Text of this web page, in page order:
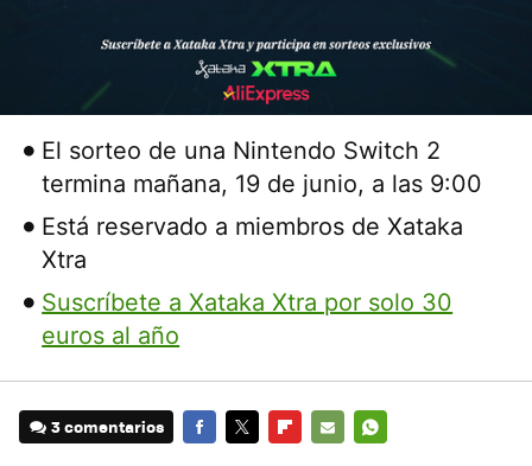
El sorteo de una Nintendo Switch 2
termina mañana, 19 de junio, a las 9:00
Está reservado a miembros de Xataka
Xtra
Suscríbete a Xataka Xtra por solo 30
euros al año
3 comentarios